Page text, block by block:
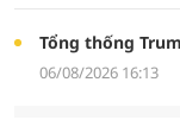
Tổng thống
06/08/2026 16:13